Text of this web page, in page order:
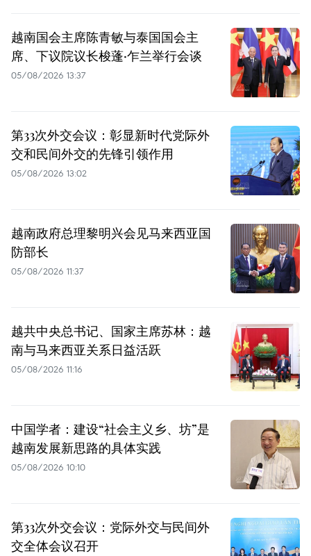
越南国会主席陈青敏与泰国国会主
席、下议院议长梭蓬·乍兰举行会谈
05/08/2026 13:37
第33次外交会议：彰显新时代党际外
交和民间外交的先锋引领作用
05/08/2026 13:02
越南政府总理黎明兴会见马来西亚国
防部长
05/08/2026 11:37
越共中央总书记、国家主席苏林：越
南与马来西亚关系日益活跃
05/08/2026 11:16
中国学者：建设“社会主义乡、坊”是
越南发展新思路的具体实践
05/08/2026 10:10
第33次外交会议：党际外交与民间外
交全体会议召开